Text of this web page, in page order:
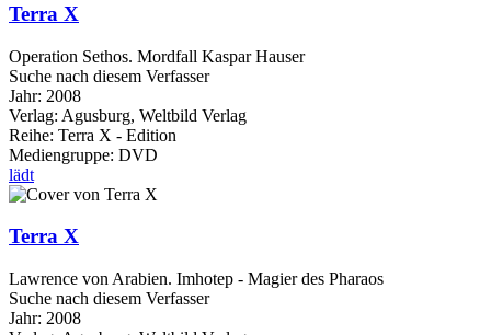
Terra X
Operation Sethos. Mordfall Kaspar Hauser
Suche nach diesem Verfasser
Jahr: 2008
Verlag: Agusburg, Weltbild Verlag
Reihe: Terra X - Edition
Mediengruppe: DVD
lädt
Terra X
Lawrence von Arabien. Imhotep - Magier des Pharaos
Suche nach diesem Verfasser
Jahr: 2008